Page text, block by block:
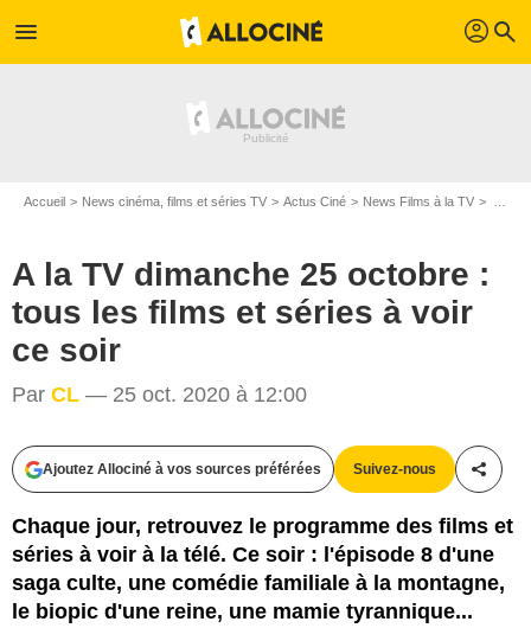
menu profil search
Accueil News cinéma, films et séries TV Actus Ciné News Films à la TV
A la TV dimanche 25 octobre :
tous les films et séries à voir
ce soir
Par CL — 25 oct. 2020 à 12:00
Ajoutez Allociné à vos sources préférées Suivez-nous
Chaque jour, retrouvez le programme des films et
séries à voir à la télé. Ce soir : l'épisode 8 d'une
saga culte, une comédie familiale à la montagne,
le biopic d'une reine, une mamie tyrannique...